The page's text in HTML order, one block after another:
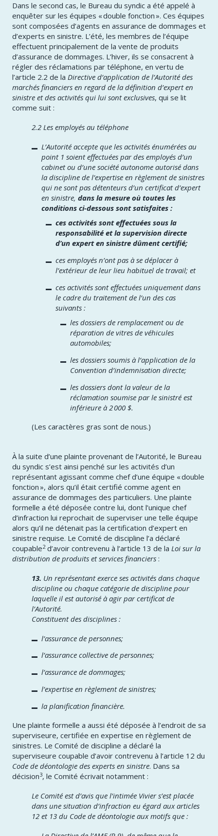
​Dans le second cas, le Bureau du syndic a été appelé à
enquêter sur les équipes « double fonction ». Ces équipes
sont composées d’agents en assurance de dommages et
d’experts en sinistre. L’été, les membres de l’équipe
effectuent principalement de la vente de produits
d’assurance de dommages. L’hiver, ils se consacrent à
régler des réclamations par téléphone, en vertu de
l’article 2.2 de la Directive d’application de l’Autorité des
marchés financiers en regard de la définition d’expert en
sinistre et des activités qui lui sont exclusives, qui se lit
comme suit :
2.2 Les employés au téléphone
L’Autorité accepte que les activités énumérées au
point 1 soient effectuées par des employés d’un
cabinet ou d’une société autonome autorisé dans
la discipline de l’expertise en règlement de sinistres
qui ne sont pas détenteurs d’un certificat d’expert
en sinistre, dans la mesure où toutes les
conditions ci-dessous sont satisfaites :
ces activités sont effectuées sous la
responsabilité et la supervision directe
d’un expert en sinistre dûment certifié;
ces employés n’ont pas à se déplacer à
l’extérieur de leur lieu habituel de travail; et
ces activités sont effectuées uniquement dans
le cadre du traitement de l’un des cas
suivants :
les dossiers de remplacement ou de
réparation de vitres de véhicules
automobiles;
les dossiers soumis à l’application de la
Convention d’indemnisation directe;
les dossiers dont la valeur de la
réclamation soumise par le sinistré est
inférieure à 2 000 $.
(Les caractères gras sont de nous.)
​À la suite d’une plainte provenant de l’Autorité, le Bureau
du syndic s’est ainsi penché sur les activités d’un
représentant agissant comme chef d’une équipe « double
fonction », alors qu’il était certifié comme agent en
assurance de dommages des particuliers. Une plainte
formelle a été déposée contre lui, dont l’unique chef
d’infraction lui reprochait de superviser une telle équipe
alors qu’il ne détenait pas la certification d’expert en
sinistre requise. Le Comité de discipline l’a déclaré
coupable2d’avoir contrevenu à l’article 13 de la Loi sur la
distribution de produits et services financiers :
13. Un représentant exerce ses activités dans chaque
discipline ou chaque catégorie de discipline pour
laquelle il est autorisé à agir par certificat de
l’Autorité.
Constituent des disciplines :
l’assurance de personnes;
l’assurance collective de personnes;
l’assurance de dommages;
l’expertise en règlement de sinistres;
la planification financière.
​Une plainte formelle a aussi été déposée à l’endroit de sa
superviseure, certifiée en expertise en règlement de
sinistres. Le Comité de discipline a déclaré la
superviseure coupable d’avoir contrevenu à l’article 12 du
Code de déontologie des experts en sinistre. Dans sa
décision3, le Comité écrivait notamment :
​Le Comité est d’avis que l’intimée Vivier s’est placée
dans une situation d’infraction eu égard aux articles
12 et 13 du Code de déontologie aux motifs que :